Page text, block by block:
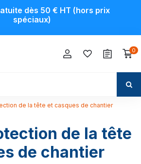
dès 50 € HT (hors prix
spéciaux)
0
de la tête et casques de chantier
de la tête
de chantier